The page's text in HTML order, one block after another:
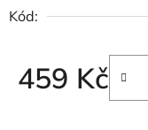
Kód:
459 Kč